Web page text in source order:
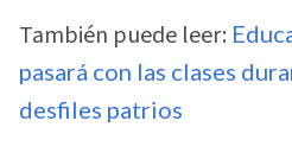
También puede leer:
pasará con las clases
desfiles patrios